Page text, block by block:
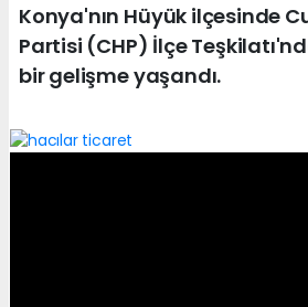
Konya'nın Hüyük ilçesinde
Partisi (CHP) İlçe
bir gelişme yaşandı.